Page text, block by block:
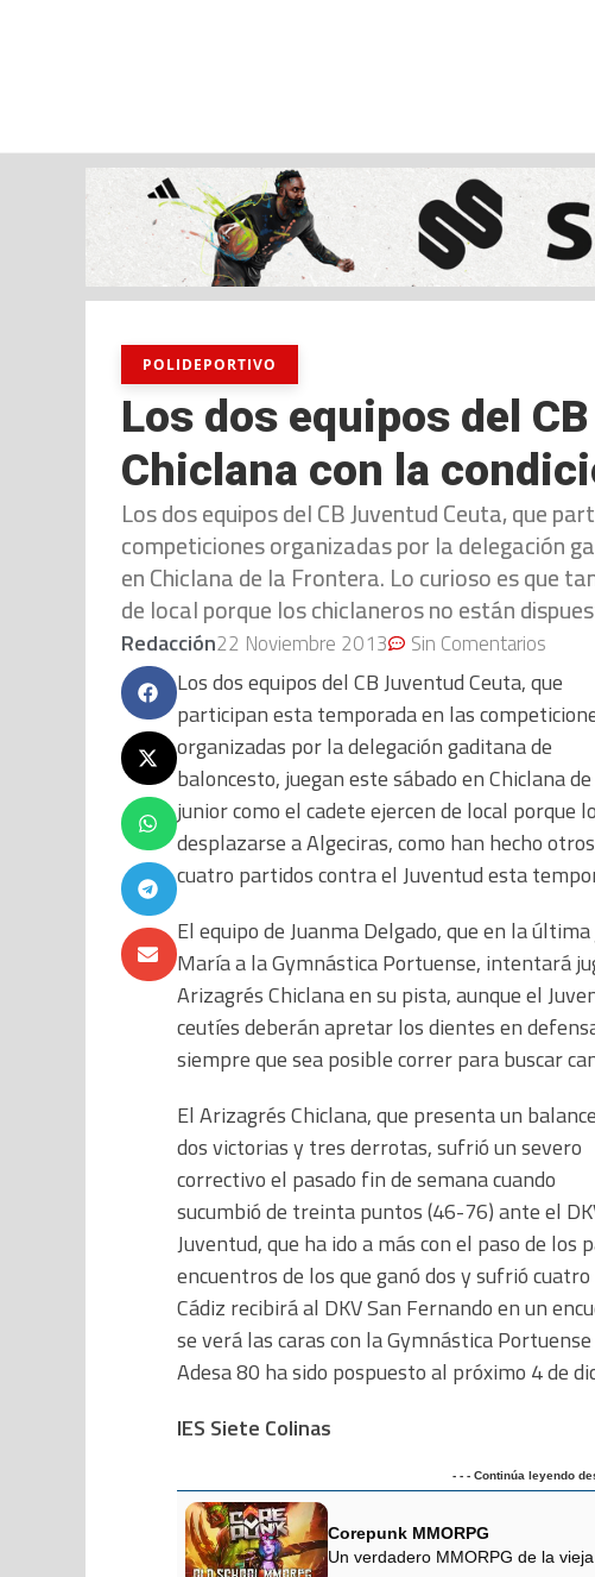
POLIDEPORTIVO
Los dos equipos del
Chiclana con la
Los dos equipos del CB Juventud Ceuta, que
competiciones organizadas por la delegación
en Chiclana de la Frontera. Lo curioso es que
de local porque los chiclaneros no están
Redacción22 Noviembre 2013 Sin Comentarios
Los dos equipos del CB Juventud Ceuta, que
participan esta temporada en las
organizadas por la delegación gaditana de
baloncesto, juegan este sábado en Chiclana
junior como el cadete ejercen de local porque
desplazarse a Algeciras, como han hecho
cuatro partidos contra el Juventud esta
El equipo de Juanma Delgado, que en la
María a la Gymnástica Portuense, intentará
Arizagrés Chiclana en su pista, aunque el
ceutíes deberán apretar los dientes en
siempre que sea posible correr para buscar
El Arizagrés Chiclana, que presenta un
dos victorias y tres derrotas, sufrió un severo
correctivo el pasado fin de semana cuando
sucumbió de treinta puntos (46-76) ante el
Juventud, que ha ido a más con el paso de
encuentros de los que ganó dos y sufrió
Cádiz recibirá al DKV San Fernando en un
se verá las caras con la Gymnástica
Adesa 80 ha sido pospuesto al próximo 4 de
IES Siete Colinas
- - - Continúa leyendo
Corepunk MMORPG
Un verdadero MMORPG de la